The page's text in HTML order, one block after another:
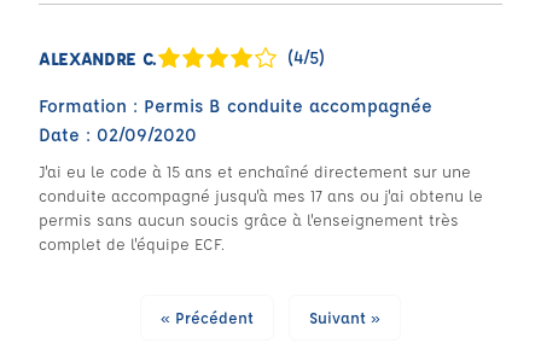
ALEXANDRE C. (4/5)
Formation : Permis B conduite accompagnée
Date : 02/09/2020
J'ai eu le code à 15 ans et enchaîné directement sur une
conduite accompagné jusqu'à mes 17 ans ou j'ai obtenu le
permis sans aucun soucis grâce à l'enseignement très
complet de l'équipe ECF.
« Précédent Suivant »